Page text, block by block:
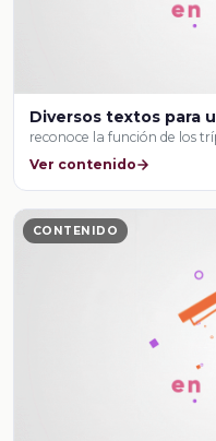
Diversos textos para
reconoce la función de los
Ver contenido
CONTENIDO